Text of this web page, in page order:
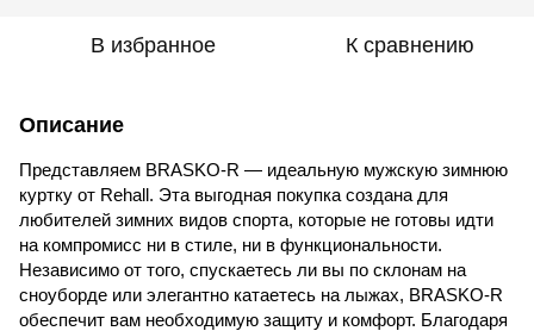
В избранное К сравнению
Описание
Представляем BRASKO-R — идеальную мужскую зимнюю
куртку от Rehall. Эта выгодная покупка создана для
любителей зимних видов спорта, которые не готовы идти
на компромисс ни в стиле, ни в функциональности.
Независимо от того, спускаетесь ли вы по склонам на
сноуборде или элегантно катаетесь на лыжах, BRASKO-R
обеспечит вам необходимую защиту и комфорт. Благодаря